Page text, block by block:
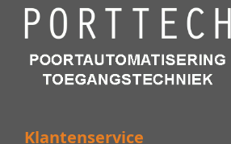
Klantenservice